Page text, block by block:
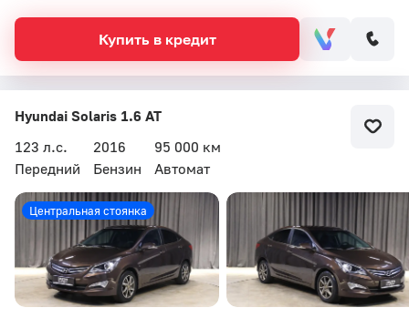
Купить в кредит
Hyundai Solaris 1.6 AT
123 л.с.
2016
95 000 км
Передний
Бензин Автомат
Центральная стоянка